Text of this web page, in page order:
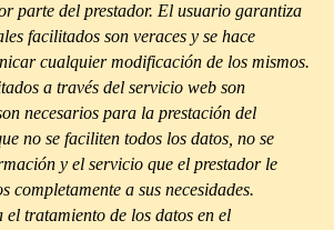
parte del prestador. El usuario garantiza
facilitados son veraces y se hace
cualquier modificación de los mismos.
a través del servicio web son
necesarios para la prestación del
no se faciliten todos los datos, no se
y el servicio que el prestador le
completamente a sus necesidades.
tratamiento de los datos en el